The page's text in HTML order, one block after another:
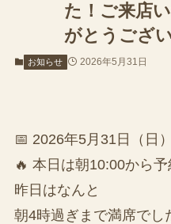
た！ご来店
がとうござ
お知らせ 2026年5月31日
📅 2026年5月31日（日
🔥 本日は朝10:00から
昨日はなんと
朝4時過ぎまで満席でし